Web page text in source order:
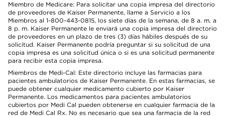
Miembro de Medicare: Para solicitar una copia impresa del directorio
de proveedores de Kaiser Permanente, llame a Servicio a los
Miembros al 1-800-443-0815, los siete días de la semana, de 8 a. m. a
8 p. m. Kaiser Permanente le enviará una copia impresa del directorio
de proveedores en un plazo de tres (3) días hábiles después de su
solicitud. Kaiser Permanente podría preguntar si su solicitud de una
copia impresa es una solicitud única o si es una solicitud permanente
para recibir esta copia impresa.
Miembros de Medi-Cal: Este directorio incluye las farmacias para
pacientes ambulatorios de Kaiser Permanente. En estas farmacias, se
puede obtener cualquier medicamento cubierto por Kaiser
Permanente. Los medicamentos para pacientes ambulatorios
cubiertos por Medi Cal pueden obtenerse en cualquier farmacia de la
red de Medi Cal Rx. No es necesario que sea una farmacia de la red